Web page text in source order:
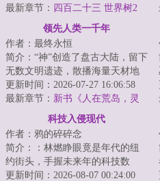
却依然停留在前现...
最新章节： 四百二十三 世界树2
领先人类一千年
作者：最终永恒
简介：“神”创造了盘古大陆，留下
无数文明遗迹，散播海量天材地
宝。当人类满怀雄心壮志，意图
闯荡盘古大...
更新时间：2026-07-27 16:06:58
最新章节： 新书《人在荒岛，灵
气怎么复苏了？》以及515打折活
科技入侵现代
作者：鸦的碎碎念
简介：：林燃睁眼竟是年代的纽
约街头，手握未来年的科技数
据，却成了没有身份的“黑户”。他
更新时间：2026-08-07 00:24:00